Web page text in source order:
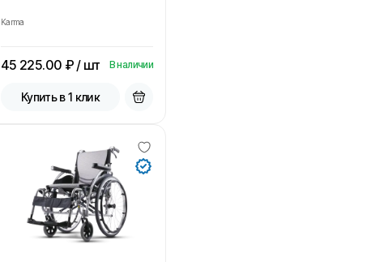
Karma
45 225.00 ₽ / шт В наличии
Купить в 1 клик